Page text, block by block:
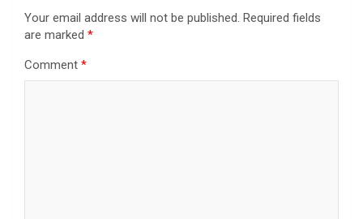
Your email address will not be published. Required fields
are marked *
Comment *